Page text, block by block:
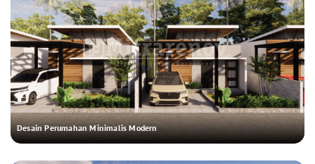
Desain Perumahan Minimalis Modern